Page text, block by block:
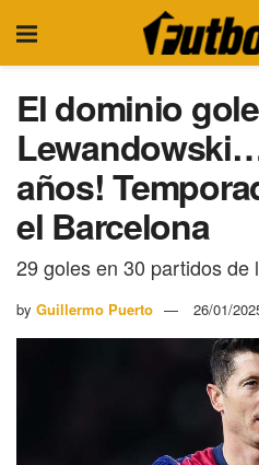
El dominio
años!
el Barcelona
29 goles en 30 partidos de
by Guillermo Puerto 26/01/